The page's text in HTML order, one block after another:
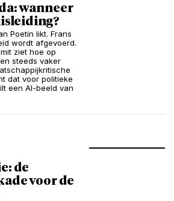
wanneer
Poetin likt. Frans
wordt afgevoerd.
ziet hoe op
steeds vaker
dat voor politieke
een AI-beeld van
de
voor de